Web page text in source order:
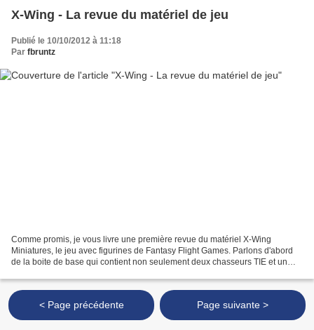
X-Wing - La revue du matériel de jeu
Publié le 10/10/2012 à 11:18
Par fbruntz
Comme promis, je vous livre une première revue du matériel X-Wing
Miniatures, le jeu avec figurines de Fantasy Flight Games. Parlons d'abord
de la boite de base qui contient non seulement deux chasseurs TIE et un
< Page précédente Page suivante >